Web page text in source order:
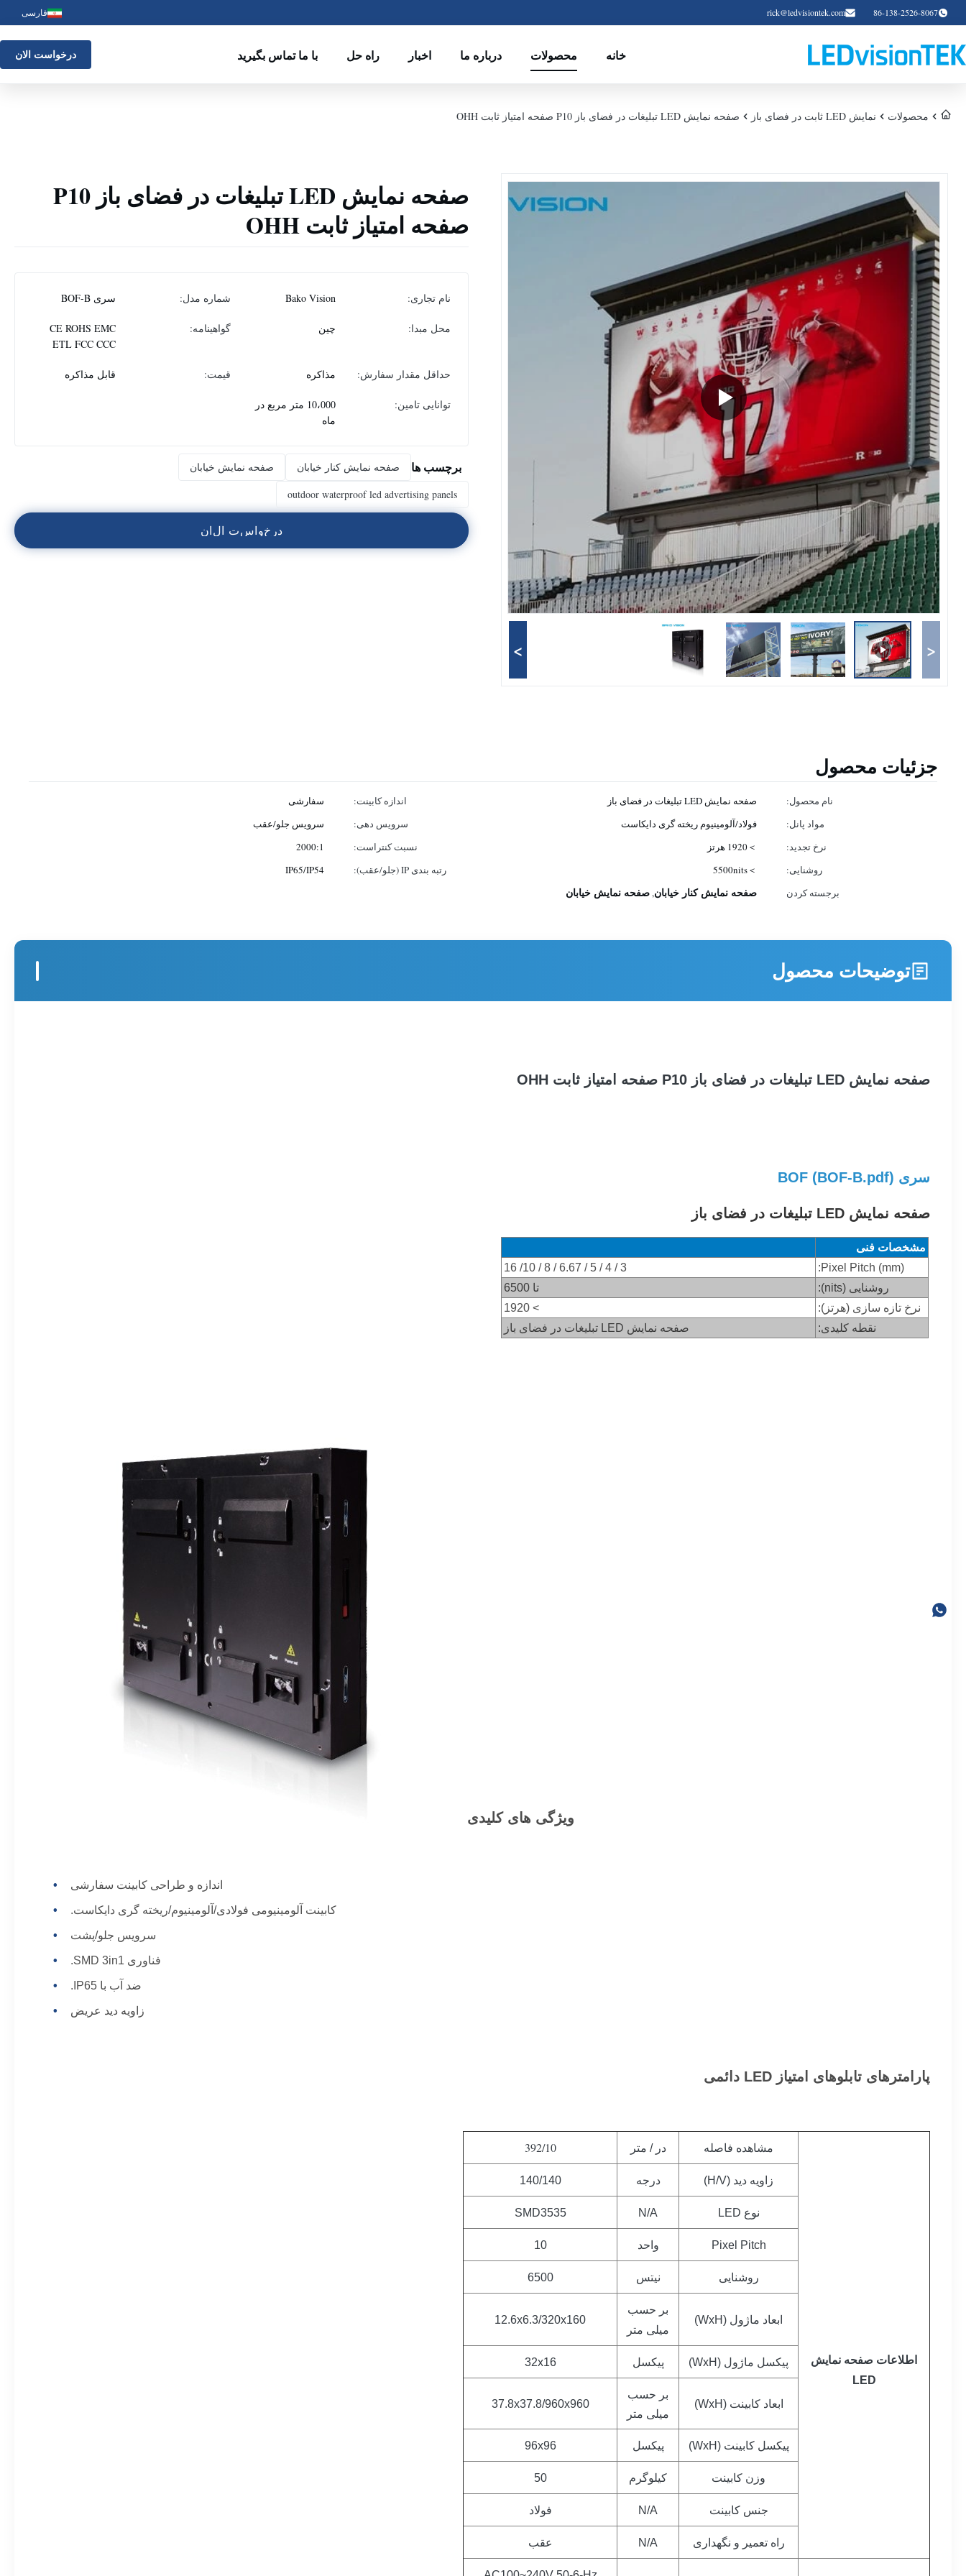
86-138-2526-8067
rick@ledvisiontek.com فارسی
خانه محصولات درباره ما اخبار راه حل با ما تماس بگیرید درخواست الان
محصولات نمایش LED ثابت در فضای باز صفحه نمایش LED تبلیغات در فضای باز P10 صفحه امتیاز ثابت OHH
<
>
صفحه نمایش LED تبلیغات در فضای باز P10
صفحه امتیاز ثابت OHH
نام تجاری: Bako Vision شماره مدل: سری BOF-B
محل مبدا: چين گواهینامه:
CE ROHS EMC
ETL FCC CCC
حداقل مقدار سفارش: مذاکره قیمت: قابل مذاکره
توانایی تامین:
10،000 متر مربع در
ماه
برچسب ها صفحه نمایش کنار خیابان
صفحه نمایش خیابان
outdoor waterproof led advertising panels
در خواست الان
جزئیات محصول
نام محصول: صفحه نمایش LED تبلیغات در فضای باز اندازه کابینت:
سفارشی
مواد پانل:
فولاد/آلومینیوم ریخته گری دایکاست سرویس دهی:
سرویس جلو/عقب
نرخ تجدید:
＞1920 هرتز نسبت کنتراست:
2000:1
روشنایی:
＞5500nits رتبه بندی IP (جلو/عقب):
IP65/IP54
برجسته کردن
صفحه نمایش کنار خیابان,صفحه نمایش خیابان
توضیحات محصول
صفحه نمایش LED تبلیغات در فضای باز P10 صفحه امتیاز ثابت OHH
سری BOF ( BOF-B.pdf)
صفحه نمایش LED تبلیغات در فضای باز
مشخصات فنی
Pixel Pitch (mm):
3 / 4 / 5 / 6.67 / 8 / 10
/ 16
روشنایی (nits):
تا 6500
نرخ تازه سازی (هرتز):
> 1920
نقطه کلیدی:
صفحه نمایش LED تبلیغات در فضای باز
ویژگی های کلیدی
اندازه و طراحی کابینت سفارشی
کابینت آلومینیومی فولادی/آلومینیوم/ریخته گری دایکاست.
سرویس جلو/پشت
فناوری SMD 3in1.
ضد آب با IP65.
زاویه دید عریض
پارامترهای تابلوهای امتیاز LED دائمی
اطلاعات صفحه نمایش
LED
مشاهده فاصله در / متر 392/10
زاویه دید (H/V) درجه 140/140
نوع LED N/A
SMD3535
Pixel Pitch واحد 10
روشنایی نیتس 6500
ابعاد ماژول (WxH)
بر حسب
میلی متر
12.6x6.3/320x160
پیکسل ماژول (WxH) پیکسل 32x16
ابعاد کابینت (WxH)
بر حسب
میلی متر
37.8x37.8/960x960
پیکسل کابینت (WxH) پیکسل 96x96
وزن کابینت کیلوگرم 50
جنس کابینت N/A فولاد
راه تعمیر و نگهداری N/A عقب